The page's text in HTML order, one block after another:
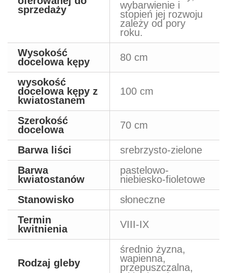
sprzedaży
wybarwienie i
stopień jej rozwoju
zależy od pory
roku.
Wysokość
docelowa kępy
80 cm
wysokość
docelowa kępy z
kwiatostanem
100 cm
Szerokość
docelowa
70 cm
Barwa liści
srebrzysto-zielone
Barwa
kwiatostanów
pastelowo-
niebiesko-fioletowe
Stanowisko
słoneczne
Termin
kwitnienia
VIII-IX
Rodzaj gleby
średnio żyzna,
wapienna,
przepuszczalna,